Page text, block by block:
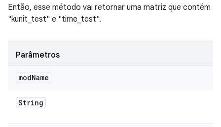
Então, esse método vai retornar uma matriz que contém
"kunit_test" e "time_test".
Parâmetros
modName
String